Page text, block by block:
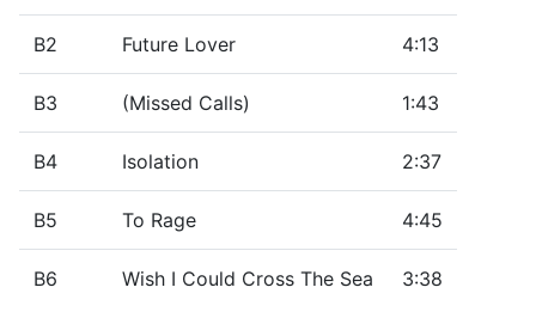
B2 Future Lover 4:13
B3 (Missed Calls) 1:43
B4 Isolation 2:37
B5 To Rage 4:45
B6 Wish I Could Cross The Sea 3:38